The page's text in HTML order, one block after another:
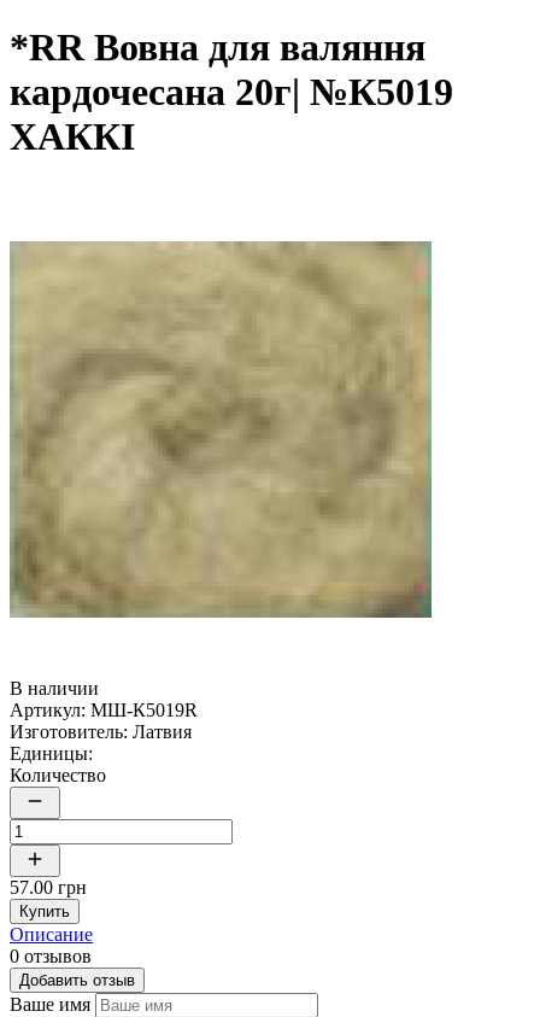
*RR Вовна для валяння
кардочесана 20г| №К5019
ХАККІ
В наличии
Артикул: МШ-К5019R
Изготовитель: Латвия
Единицы:
Количество
57.00 грн
Купить
Описание
0 отзывов
Добавить отзыв
Ваше имя